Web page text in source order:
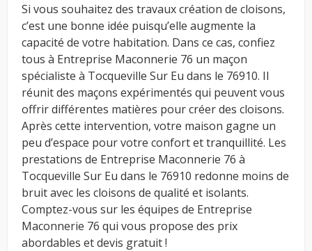
Si vous souhaitez des travaux création de cloisons,
c’est une bonne idée puisqu’elle augmente la
capacité de votre habitation. Dans ce cas, confiez
tous à Entreprise Maconnerie 76 un maçon
spécialiste à Tocqueville Sur Eu dans le 76910. Il
réunit des maçons expérimentés qui peuvent vous
offrir différentes matières pour créer des cloisons.
Après cette intervention, votre maison gagne un
peu d’espace pour votre confort et tranquillité. Les
prestations de Entreprise Maconnerie 76 à
Tocqueville Sur Eu dans le 76910 redonne moins de
bruit avec les cloisons de qualité et isolants.
Comptez-vous sur les équipes de Entreprise
Maconnerie 76 qui vous propose des prix
abordables et devis gratuit !